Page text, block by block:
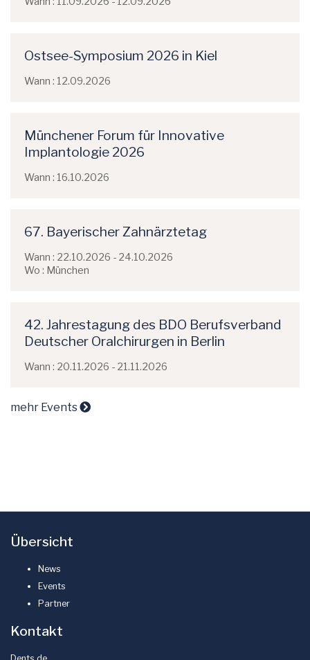
Ostsee-Symposium 2026 in Kiel
Wann : 12.09.2026
Münchener Forum für Innovative
Implantologie 2026
Wann : 16.10.2026
67. Bayerischer Zahnärztetag
Wann : 22.10.2026 - 24.10.2026
Wo : München
42. Jahrestagung des BDO Berufsverband
Deutscher Oralchirurgen in Berlin
Wann : 20.11.2026 - 21.11.2026
mehr Events
Übersicht
News
Events
Partner
Kontakt